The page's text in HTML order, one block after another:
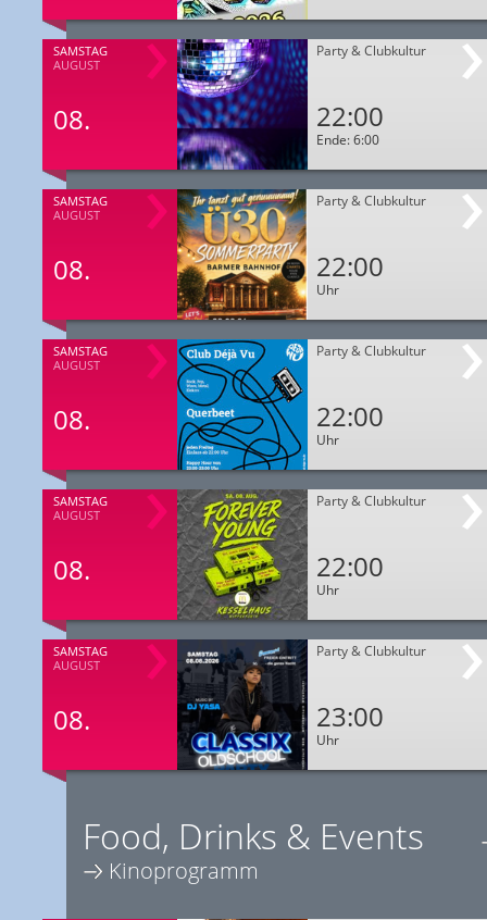
SAMSTAG
AUGUST
08.
Party & Clubkultur
22:00
Ende: 6:00
SAMSTAG
AUGUST
08.
Party & Clubkultur
22:00
Uhr
SAMSTAG
AUGUST
08.
Party & Clubkultur
22:00
Uhr
SAMSTAG
AUGUST
08.
Party & Clubkultur
22:00
Uhr
SAMSTAG
AUGUST
08.
Party & Clubkultur
23:00
Uhr
Food, Drinks & Events
Kinoprogramm